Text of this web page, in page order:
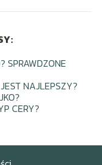
SPRAWDZONE
NAJLEPSZY?
CERY?